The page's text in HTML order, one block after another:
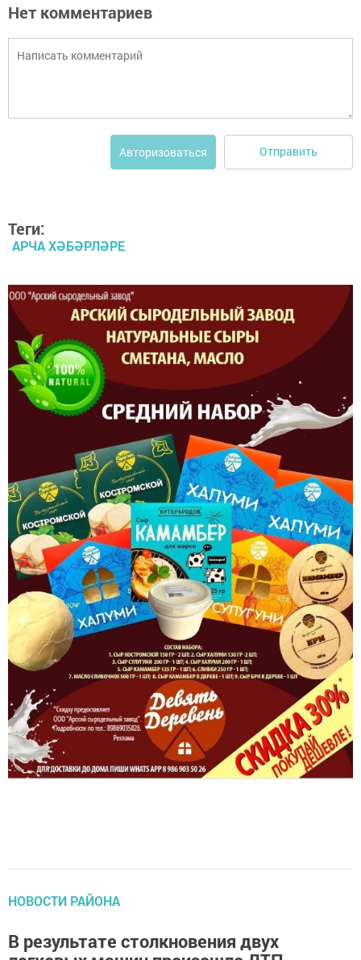
Нет комментариев
Авторизоваться Отправить
Теги:
АРЧА ХӘБӘРЛӘРЕ
НОВОСТИ РАЙОНА
В результате столкновения двух
легковых машин произошло ДТП